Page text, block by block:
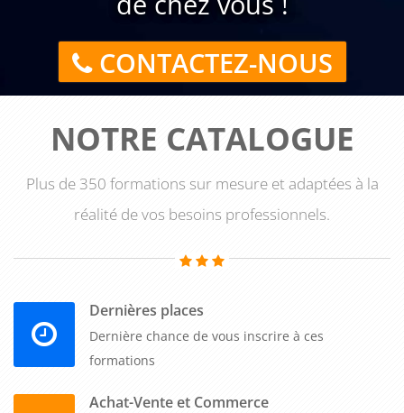
CONTACTEZ-NOUS
NOTRE CATALOGUE
Plus de 350 formations sur mesure et adaptées à la
réalité de vos besoins professionnels.
Dernières places
Dernière chance de vous inscrire à ces
formations
Achat-Vente et Commerce